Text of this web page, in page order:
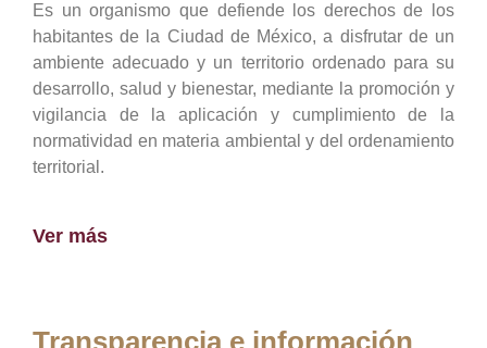
Es un organismo que defiende los derechos de los
habitantes de la Ciudad de México, a disfrutar de un
ambiente adecuado y un territorio ordenado para su
desarrollo, salud y bienestar, mediante la promoción y
vigilancia de la aplicación y cumplimiento de la
normatividad en materia ambiental y del ordenamiento
territorial.
Ver más
Transparencia e información